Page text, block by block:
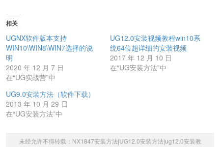
相关
UGNX软件版本支持
WIN10\WIN8\WIN7选择的说
明
2020 年 12 月 7 日
在“UG实战营”中
UG12.0安装视频教程win10系
统64位超详细的安装视频
2017 年 12 月 10 日
在“UG安装方法”中
UG9.0安装方法（软件下载）
2013 年 10 月 29 日
在“UG安装方法”中
未经允许不得转载： NX1847安装方法|UG12.0安装方法|ug12.0安装教